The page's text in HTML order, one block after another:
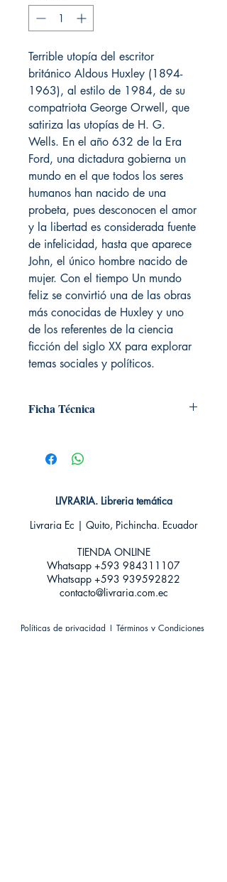
Terrible utopía del escritor
británico Aldous Huxley (1894-
1963), al estilo de 1984, de su
compatriota George Orwell, que
satiriza las utopías de H. G.
Wells. En el año 632 de la Era
Ford, una dictadura gobierna un
mundo en el que todos los seres
humanos han nacido de una
probeta, pues desconocen el amor
y la libertad es considerada fuente
de infelicidad, hasta que aparece
John, el único hombre nacido de
mujer. Con el tiempo Un mundo
feliz se convirtió una de las obras
más conocidas de Huxley y uno
de los referentes de la ciencia
ficción del siglo XX para explorar
temas sociales y políticos.
Ficha Técnica
Editorial: Pluton
Idioma: Castellano
ISBN: 9789807716178
Categoría: Bilingue
Tamaño: Grande
LIVRARIA. Libreria temática
Livraria Ec | Quito, Pichincha. Ecuador
TIENDA ONLINE​
Whatsapp +593 984311107
Whatsapp +593 939592822
contacto@livraria.com.ec
Políticas de privacidad | Términos y Condiciones